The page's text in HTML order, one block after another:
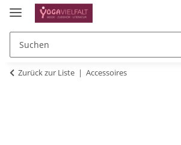
Zurück zur Liste Accessoires